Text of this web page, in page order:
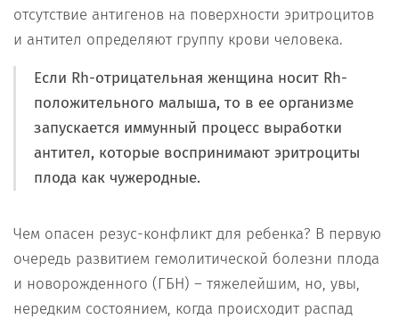
отсутствие антигенов на поверхности эритроцитов
и антител определяют группу крови человека.
Если Rh-отрицательная женщина носит Rh-
положительного малыша, то в ее организме
запускается иммунный процесс выработки
антител, которые воспринимают эритроциты
плода как чужеродные.
Чем опасен резус-конфликт для ребенка? В первую
очередь развитием гемолитической болезни плода
и новорожденного (ГБН) – тяжелейшим, но, увы,
нередким состоянием, когда происходит распад